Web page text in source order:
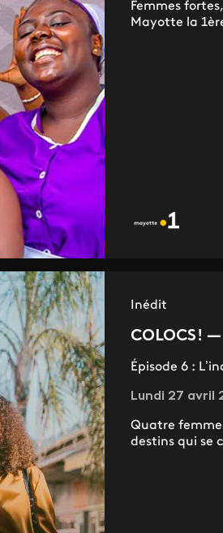
Femmes
Mayotte la
Inédit
COLOCS!
Épisode 6 :
Lundi 27 avril
Quatre
destins qui se